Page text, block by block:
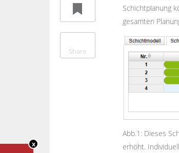
Share
Schichtplanung
gesamten
Abb.1: Dieses
erhöht.
x